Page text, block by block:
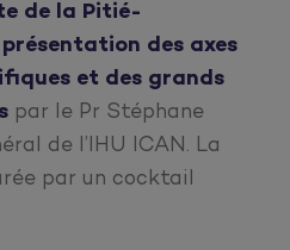
de la Pitié-
présentation des axes
et des grands
par le Pr Stéphane
de l’IHU ICAN. La
par un cocktail